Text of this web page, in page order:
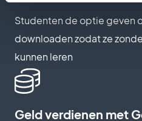
Studenten de optie geven
downloaden zodat ze
kunnen leren
Geld verdienen met